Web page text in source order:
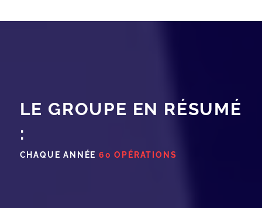
LE GROUPE EN RÉSUMÉ
:
CHAQUE ANNÉE 60 OPÉRATIONS